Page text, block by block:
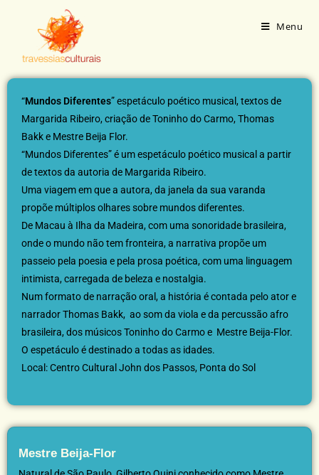
Menu
“Mundos Diferentes” espetáculo poético musical, textos de
Margarida Ribeiro, criação de Toninho do Carmo, Thomas
Bakk e Mestre Beija Flor.
“Mundos Diferentes” é um espetáculo poético musical a partir
de textos da autoria de Margarida Ribeiro.
Uma viagem em que a autora, da janela da sua varanda
propõe múltiplos olhares sobre mundos diferentes.
De Macau à Ilha da Madeira, com uma sonoridade brasileira,
onde o mundo não tem fronteira, a narrativa propõe um
passeio pela poesia e pela prosa poética, com uma linguagem
intimista, carregada de beleza e nostalgia.
Num formato de narração oral, a história é contada pelo ator e
narrador Thomas Bakk, ao som da viola e da percussão afro
brasileira, dos músicos Toninho do Carmo e Mestre Beija-Flor.
O espetáculo é destinado a todas as idades.
Local: Centro Cultural John dos Passos, Ponta do Sol
Mestre Beija-Flor